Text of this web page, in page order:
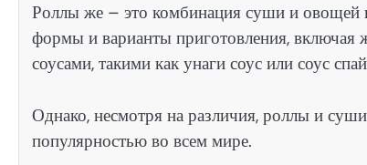
Роллы же – это комбинация суши и овощей
формы и варианты приготовления, включая
соусами, такими как унаги соус или соус
Однако, несмотря на различия, роллы и
популярностью во всем мире.